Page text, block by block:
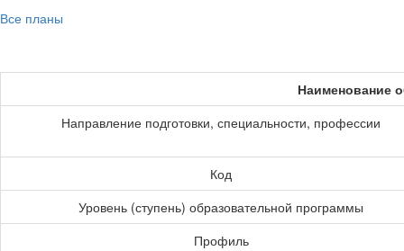
Все планы
Наименование
Направление подготовки, специальности, профессии
Код
Уровень (ступень) образовательной программы
Профиль